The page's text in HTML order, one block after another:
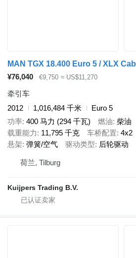
MAN TGX 18.400 Euro 5 / XLX Cab
¥76,040
€9,750 ≈ US$11,270
牵引车
2012
1,016,484 千米
Euro 5
功率 400 马力 (294 千瓦) 燃油 柴油
载重能力
11,795 千克 车桥配置 4x2
悬架 弹簧/空气 驱动类型 后轮驱动
荷兰, Tilburg
Kuijpers Trading B.V.